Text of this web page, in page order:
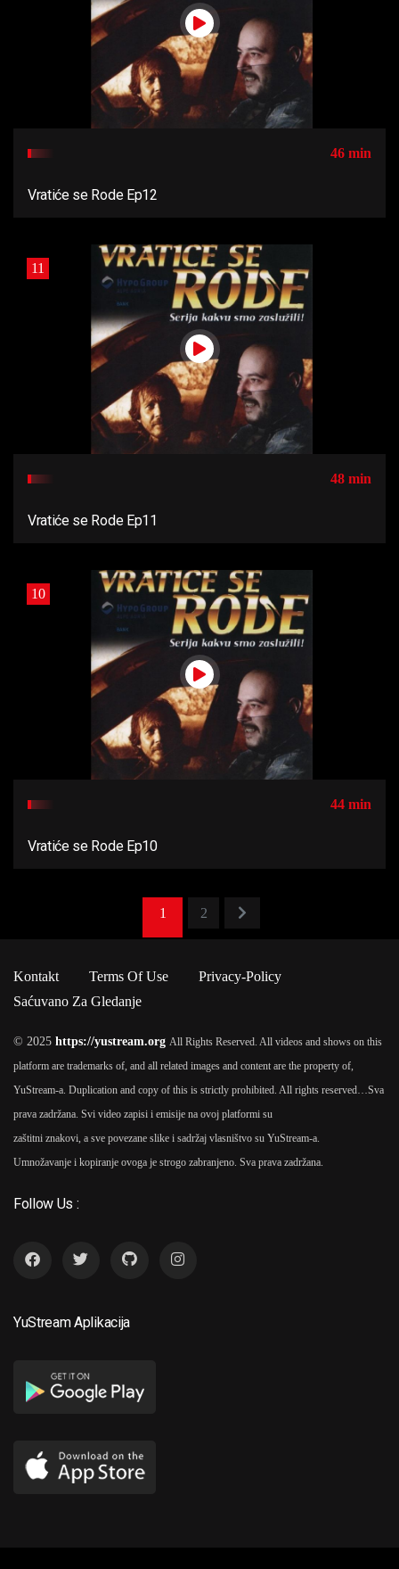
46 min
Vratiće se Rode Ep12
11
48 min
Vratiće se Rode Ep11
10
44 min
Vratiće se Rode Ep10
1 2
Kontakt Terms Of Use
Privacy-Policy
Saćuvano Za Gledanje
© 2025 https://yustream.org All Rights Reserved. All videos and shows on this
platform are trademarks of, and all related images and content are the property of,
YuStream-a. Duplication and copy of this is strictly prohibited. All rights reserved… Sva
prava zadržana. Svi video zapisi i emisije na ovoj platformi su
zaštitni znakovi, a sve povezane slike i sadržaj vlasništvo su YuStream-a.
Umnožavanje i kopiranje ovoga je strogo zabranjeno. Sva prava zadržana.
Follow Us :
YuStream Aplikacija